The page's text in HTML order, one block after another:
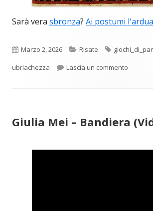
Sarà vera sbronza? Ai postumi
Pubblicato
Marzo 2, 2026 Categorie
Risate Tag
ubriachezza
Lascia un commento
Giulia Mei – Bandiera